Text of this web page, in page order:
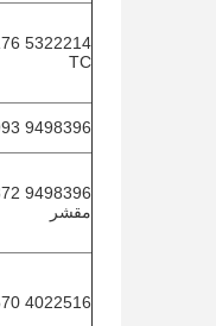
TC
9498396 00993 غطاء الشريط
مقشر
4022516 07570 PSA PLATE